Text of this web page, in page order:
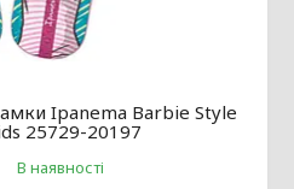
Ipanema Barbie Style
25729-20197
В наявності